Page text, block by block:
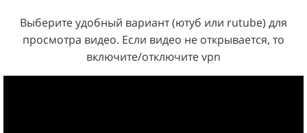
Выберите удобный вариант (ютуб или rutube) для
просмотра видео. Если видео не открывается, то
включите/отключите vpn